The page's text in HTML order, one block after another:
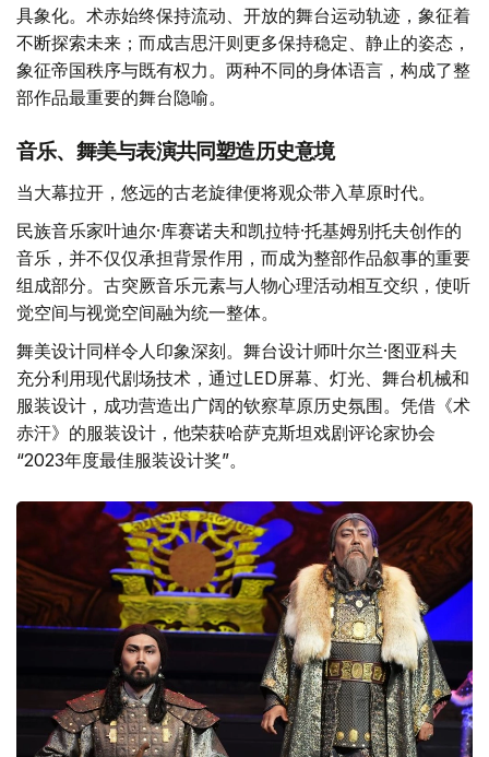
具象化。术赤始终保持流动、开放的舞台运动轨迹，象征着
不断探索未来；而成吉思汗则更多保持稳定、静止的姿态，
象征帝国秩序与既有权力。两种不同的身体语言，构成了整
部作品最重要的舞台隐喻。
音乐、舞美与表演共同塑造历史意境
当大幕拉开，悠远的古老旋律便将观众带入草原时代。
民族音乐家叶迪尔·库赛诺夫和凯拉特·托基姆别托夫创作的
音乐，并不仅仅承担背景作用，而成为整部作品叙事的重要
组成部分。古突厥音乐元素与人物心理活动相互交织，使听
觉空间与视觉空间融为统一整体。
舞美设计同样令人印象深刻。舞台设计师叶尔兰·图亚科夫
充分利用现代剧场技术，通过LED屏幕、灯光、舞台机械和
服装设计，成功营造出广阔的钦察草原历史氛围。凭借《术
赤汗》的服装设计，他荣获哈萨克斯坦戏剧评论家协会
“2023年度最佳服装设计奖”。